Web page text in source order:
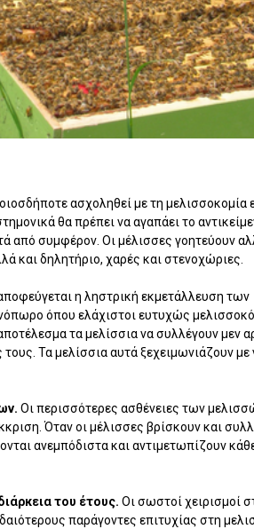
ασχοληθεί με τη μελισσοκομία
θα πρέπει να αγαπάει το
από συμφέρον. Οι μέλισσες γοητεύουν
και δηλητήριο, χαρές και στενοχώριες.
η ληστρική εκμετάλλευση των
όπου ελάχιστοι ευτυχώς
τα μελίσσια να συλλέγουν μεν
Τα μελίσσια αυτά ξεχειμωνιάζουν με
Οι περισσότερες ασθένειες των
Όταν οι μέλισσες βρίσκουν και
ανεμπόδιστα και αντιμετωπίζουν
του έτους. Οι σωστοί χειρισμοί
παράγοντες επιτυχίας στη